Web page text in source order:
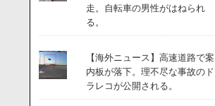
走。自転車の男性がはねられ
る。
【海外ニュース】高速道路で案
内板が落下。理不尽な事故のド
ラレコが公開される。